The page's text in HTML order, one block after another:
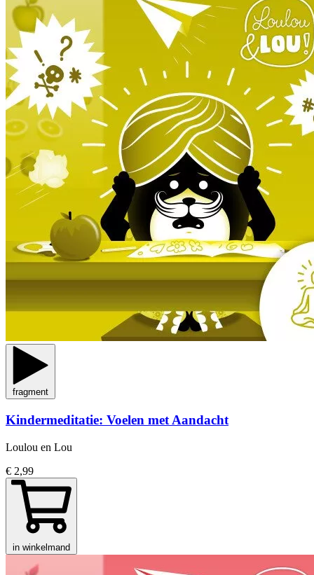
fragment
Kindermeditatie: Voelen met Aandacht
Loulou en Lou
€ 2,99
in winkelmand